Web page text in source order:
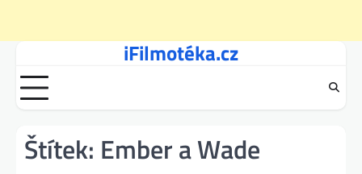
content
iFilmotéka.cz
Štítek: Ember a Wade